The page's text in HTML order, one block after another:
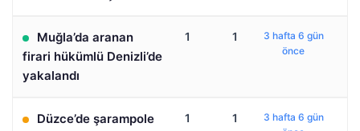
Muğla’da aranan
firari hükümlü Denizli’de
yakalandı
1 1
3 hafta 6 gün
önce
Düzce’de şarampole
1 1
3 hafta 6 gün